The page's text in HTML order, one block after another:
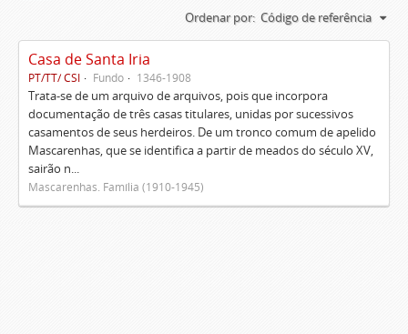
Ordenar por: Código de referência
Casa de Santa Iria
PT/TT/ CSI Fundo 1346-1908
Trata-se de um arquivo de arquivos, pois que incorpora
documentação de três casas titulares, unidas por sucessivos
casamentos de seus herdeiros. De um tronco comum de apelido
Mascarenhas, que se identifica a partir de meados do século XV,
sairão n...
Mascarenhas. Família (1910-1945)